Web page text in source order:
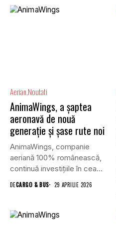
Aerian Noutati
AnimaWings, a șaptea
aeronavă de nouă
generație și șase rute noi
AnimaWings, companie
aeriană 100% românească,
continuă investițiile în cea
DECARGO & BUS 29 APRILIE 2026